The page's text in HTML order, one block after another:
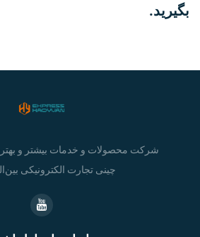
بگیرید.
شرکت محصولات و خدمات بیشتر و
چینی تجارت الکترونیکی